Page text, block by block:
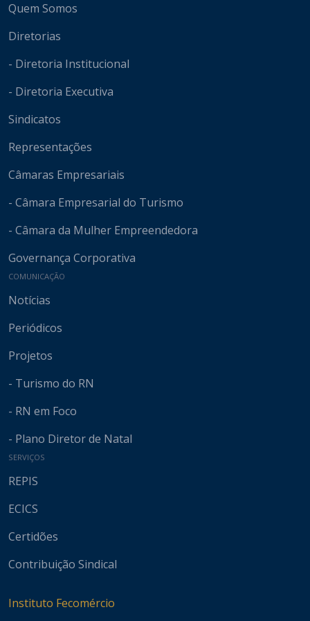
Quem Somos
Diretorias
- Diretoria Institucional
- Diretoria Executiva
Sindicatos
Representações
Câmaras Empresariais
- Câmara Empresarial do Turismo
- Câmara da Mulher Empreendedora
Governança Corporativa
COMUNICAÇÃO
Notícias
Periódicos
Projetos
- Turismo do RN
- RN em Foco
- Plano Diretor de Natal
SERVIÇOS
REPIS
ECICS
Certidões
Contribuição Sindical
Instituto Fecomércio